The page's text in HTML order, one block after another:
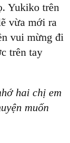
Yukiko trên
vừa mới ra
vui mừng đi
trên tay
hai chị em
muốn